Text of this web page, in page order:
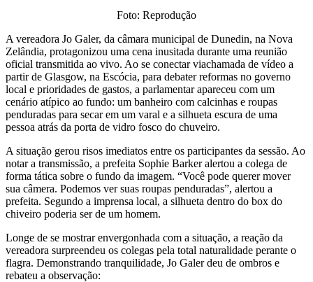
Foto: Reprodução
A vereadora Jo Galer, da câmara municipal de Dunedin, na Nova
Zelândia, protagonizou uma cena inusitada durante uma reunião
oficial transmitida ao vivo. Ao se conectar viachamada de vídeo a
partir de Glasgow, na Escócia, para debater reformas no governo
local e prioridades de gastos, a parlamentar apareceu com um
cenário atípico ao fundo: um banheiro com calcinhas e roupas
penduradas para secar em um varal e a silhueta escura de uma
pessoa atrás da porta de vidro fosco do chuveiro.
A situação gerou risos imediatos entre os participantes da sessão. Ao
notar a transmissão, a prefeita Sophie Barker alertou a colega de
forma tática sobre o fundo da imagem. “Você pode querer mover
sua câmera. Podemos ver suas roupas penduradas”, alertou a
prefeita. Segundo a imprensa local, a silhueta dentro do box do
chiveiro poderia ser de um homem.
Longe de se mostrar envergonhada com a situação, a reação da
vereadora surpreendeu os colegas pela total naturalidade perante o
flagra. Demonstrando tranquilidade, Jo Galer deu de ombros e
rebateu a observação: